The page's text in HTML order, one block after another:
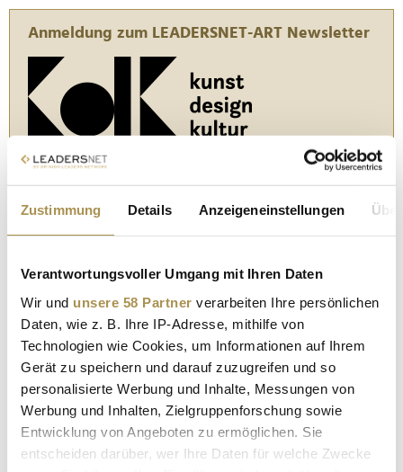
Zustimmung Details Anzeigeneinstellungen
Verantwortungsvoller Umgang mit Ihren Daten
Wir und unsere 58 Partner verarbeiten Ihre persönlichen
Daten, wie z. B. Ihre IP-Adresse, mithilfe von
Technologien wie Cookies, um Informationen auf Ihrem
Gerät zu speichern und darauf zuzugreifen und so
personalisierte Werbung und Inhalte, Messungen von
Werbung und Inhalten, Zielgruppenforschung sowie
Entwicklung von Angeboten zu ermöglichen. Sie
entscheiden darüber, wer Ihre Daten für welche Zwecke
Anmeldung zum LEADERSNET-ART Newsletter
In den "Daily Business News" von Opinion Leaders
Network berichten wir ab sofort täglich auch über die
Alle 14 Tage erscheint LEADERSNET-ARTund bringt die
Highlights der Branche.
Herausgeber vonLEADERSNET-ARTist Gerhard Krispl.